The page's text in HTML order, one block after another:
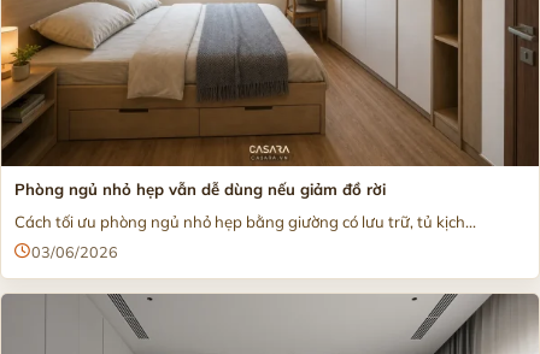
Phòng ngủ nhỏ hẹp vẫn dễ dùng nếu giảm đồ rời
Cách tối ưu phòng ngủ nhỏ hẹp bằng giường có lưu trữ, tủ kịch...
03/06/2026